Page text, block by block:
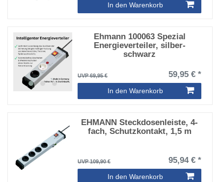
In den Warenkorb
Ehmann 100063 Spezial
Energieverteiler, silber-
schwarz
UVP 69,95 € 59,95 € *
In den Warenkorb
EHMANN Steckdosenleiste, 4-
fach, Schutzkontakt, 1,5 m
UVP 109,90 € 95,94 € *
In den Warenkorb